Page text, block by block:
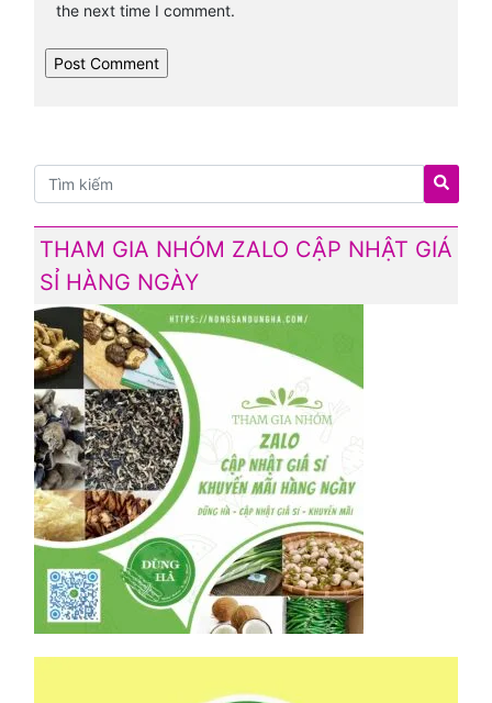
the next time I comment.
THAM GIA NHÓM ZALO CẬP NHẬT GIÁ
SỈ HÀNG NGÀY